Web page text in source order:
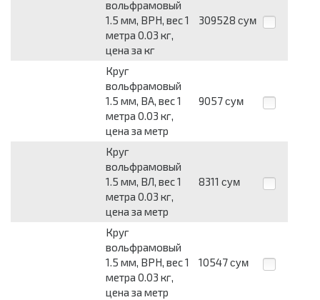
вольфрамовый
1.5 мм, ВРН, вес 1
метра 0.03 кг,
цена за кг
309528 сум
Круг
вольфрамовый
1.5 мм, ВА, вес 1
метра 0.03 кг,
цена за метр
9057 сум
Круг
вольфрамовый
1.5 мм, ВЛ, вес 1
метра 0.03 кг,
цена за метр
8311 сум
Круг
вольфрамовый
1.5 мм, ВРН, вес 1
метра 0.03 кг,
цена за метр
10547 сум